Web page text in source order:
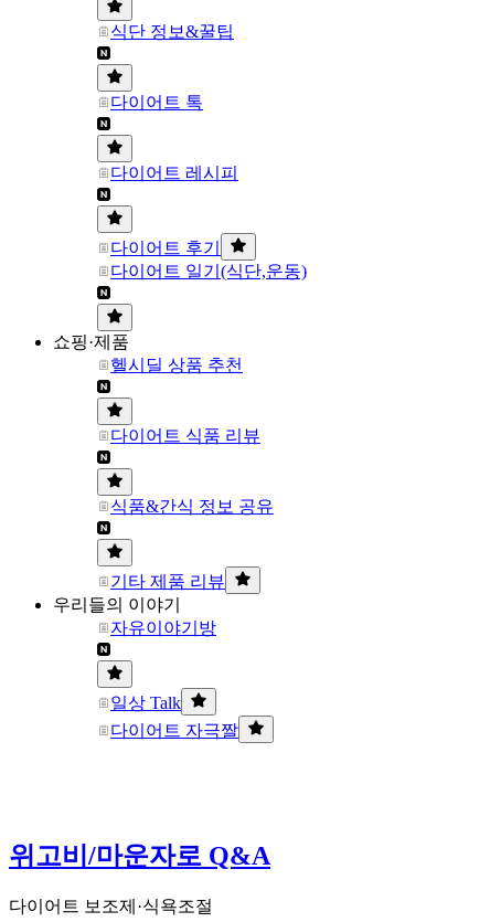
식단 정보&꿀팁
다이어트 톡
다이어트 레시피
다이어트 후기
다이어트 일기(식단,운동)
쇼핑·제품
헬시딜 상품 추천
다이어트 식품 리뷰
식품&간식 정보 공유
기타 제품 리뷰
우리들의 이야기
자유이야기방
일상 Talk
다이어트 자극짤
위고비/마운자로 Q&A
다이어트 보조제·식욕조절